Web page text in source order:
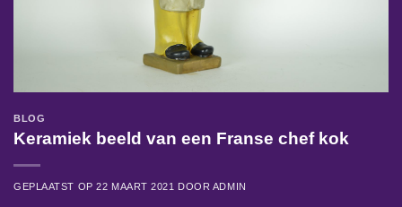
BLOG
Keramiek beeld van een Franse chef kok
GEPLAATST OP22 MAART 2021 DOOR ADMIN